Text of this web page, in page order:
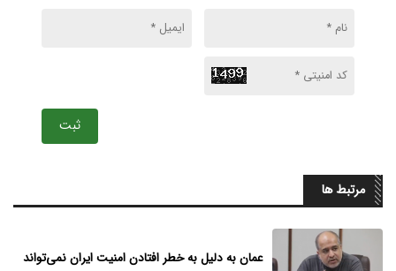
ثبت
مرتبط ها
عمان به دلیل به خطر افتادن امنیت ایران نمی‌تواند